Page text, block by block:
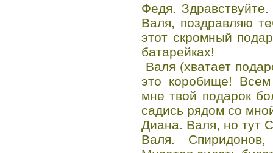
Федя.
Валя, поздравляю
этот скромный
батарейках!
Валя (хватает
это коробище!
мне твой подарок
садись рядом со
Диана. Валя, но тут
Валя.